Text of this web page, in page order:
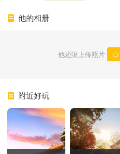
他的相册
他还没上传照片
附近好玩